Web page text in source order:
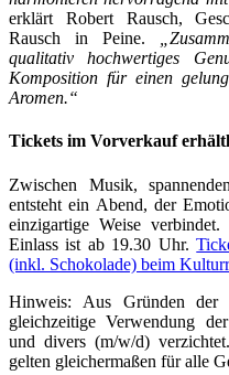
erklärt Robert Rausch,
Rausch in Peine.
qualitativ hochwertiges
Komposition für einen
Aromen.“
Tickets im Vorverkauf
Zwischen Musik,
entsteht ein Abend, der
einzigartige Weise
Einlass ist ab 19.30 Uhr.
(inkl. Schokolade) beim
Hinweis: Aus Gründen der
gleichzeitige Verwendung
und divers (m/w/d)
gelten gleichermaßen für alle